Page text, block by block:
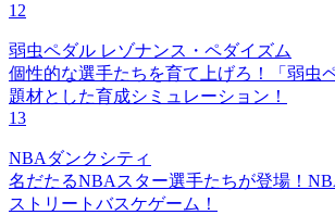
12
弱虫ペダル レゾナンス・ペダイズム
個性的な選手たちを育て上げろ！「弱虫
題材とした育成シミュレーション！
13
NBAダンクシティ
名だたるNBAスター選手たちが登場！
ストリートバスケゲーム！